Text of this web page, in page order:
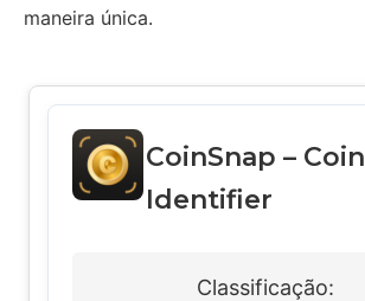
maneira única.
CoinSnap – Coin
Identifier
Classificação: